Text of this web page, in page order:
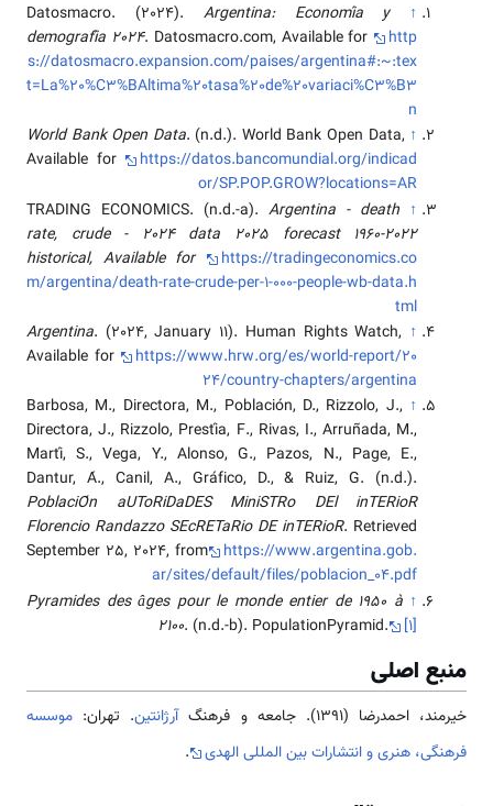
↑
Datosmacro. (2024). Argentina: Economía y
demografía 2024. Datosmacro.com, Available for
http
s://datosmacro.expansion.com/paises/argentina#:~:tex
t=La%20%C3%BAltima%20tasa%20de%20variaci%C3%B3
n
↑
World Bank Open Data. (n.d.). World Bank Open Data,
Available for
https://datos.bancomundial.org/indicad
or/SP.POP.GROW?locations=AR
↑
TRADING ECONOMICS. (n.d.-a).Argentina - death
rate, crude - 2024 data 2025 forecast 1960-2022
historical, Available for
https://tradingeconomics.co
m/argentina/death-rate-crude-per-1-000-people-wb-data.h
tml
↑
Argentina. (2024, January 11). Human Rights Watch,
Available for
https://www.hrw.org/es/world-report/20
24/country-chapters/argentina
↑
Barbosa, M., Directora, M., Población, D., Rizzolo, J.,
Directora, J., Rizzolo, Prestía, F., Rivas, I., Arruñada, M.,
Martí, S., Vega, Y., Alonso, G., Pazos, N., Page, E.,
Dantur, Á., Canil, A., Gráfico, D., & Ruiz, G. (n.d.).
PoblaciÓn aUToRiDaDES MiniSTRo DEl inTERioR
Florencio Randazzo SEcRETaRio DE inTERioR. Retrieved
September 25, 2024, from
https://www.argentina.gob.
ar/sites/default/files/poblacion_04.pdf
↑
Pyramides des âges pour le monde entier de 1950 à
2100. (n.d.-b). PopulationPyramid. [۱]
منبع اصلی
خیرمند، احمدرضا (1391). جامعه و فرهنگ آرژانتین. تهران: موسسه
فرهنگی، هنری و انتشارات بین المللی الهدی
.